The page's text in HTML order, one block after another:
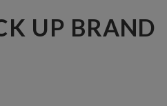
UP BRAND